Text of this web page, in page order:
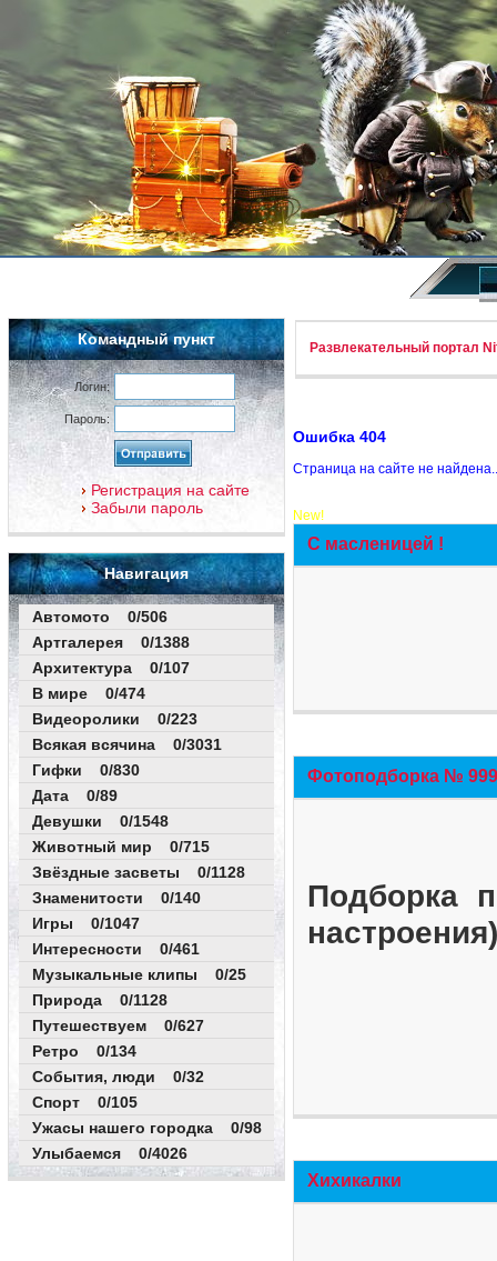
Командный пункт
Логин:
Пароль:
Регистрация на сайте
Забыли пароль
Навигация
Автомото 0/506
Артгалерея 0/1388
Архитектура 0/107
В мире 0/474
Видеоролики 0/223
Всякая всячина 0/3031
Гифки 0/830
Дата 0/89
Девушки 0/1548
Животный мир 0/715
Звёздные засветы 0/1128
Знаменитости 0/140
Игры 0/1047
Интересности 0/461
Музыкальные клипы 0/25
Природа 0/1128
Путешествуем 0/627
Ретро 0/134
События, люди 0/32
Спорт 0/105
Ужасы нашего городка 0/98
Улыбаемся 0/4026
Развлекательный портал
Ошибка 404
Страница на сайте не
New!
С масленицей !
Фотоподборка №
Подборка
Хихикалки